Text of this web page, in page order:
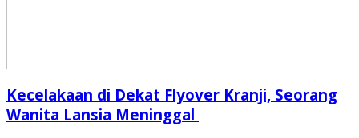
Kecelakaan di Dekat Flyover Kranji, Seorang
Wanita Lansia Meninggal